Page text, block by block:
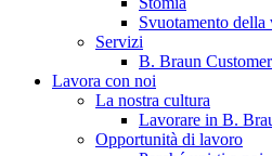
Contatti
Svuotamento della
Servizi
B. Braun
Lavora con noi
La nostra cultura
Lavorare in B.
Opportunità di lavoro